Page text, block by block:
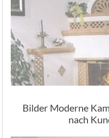
Bilder Moderne
nach